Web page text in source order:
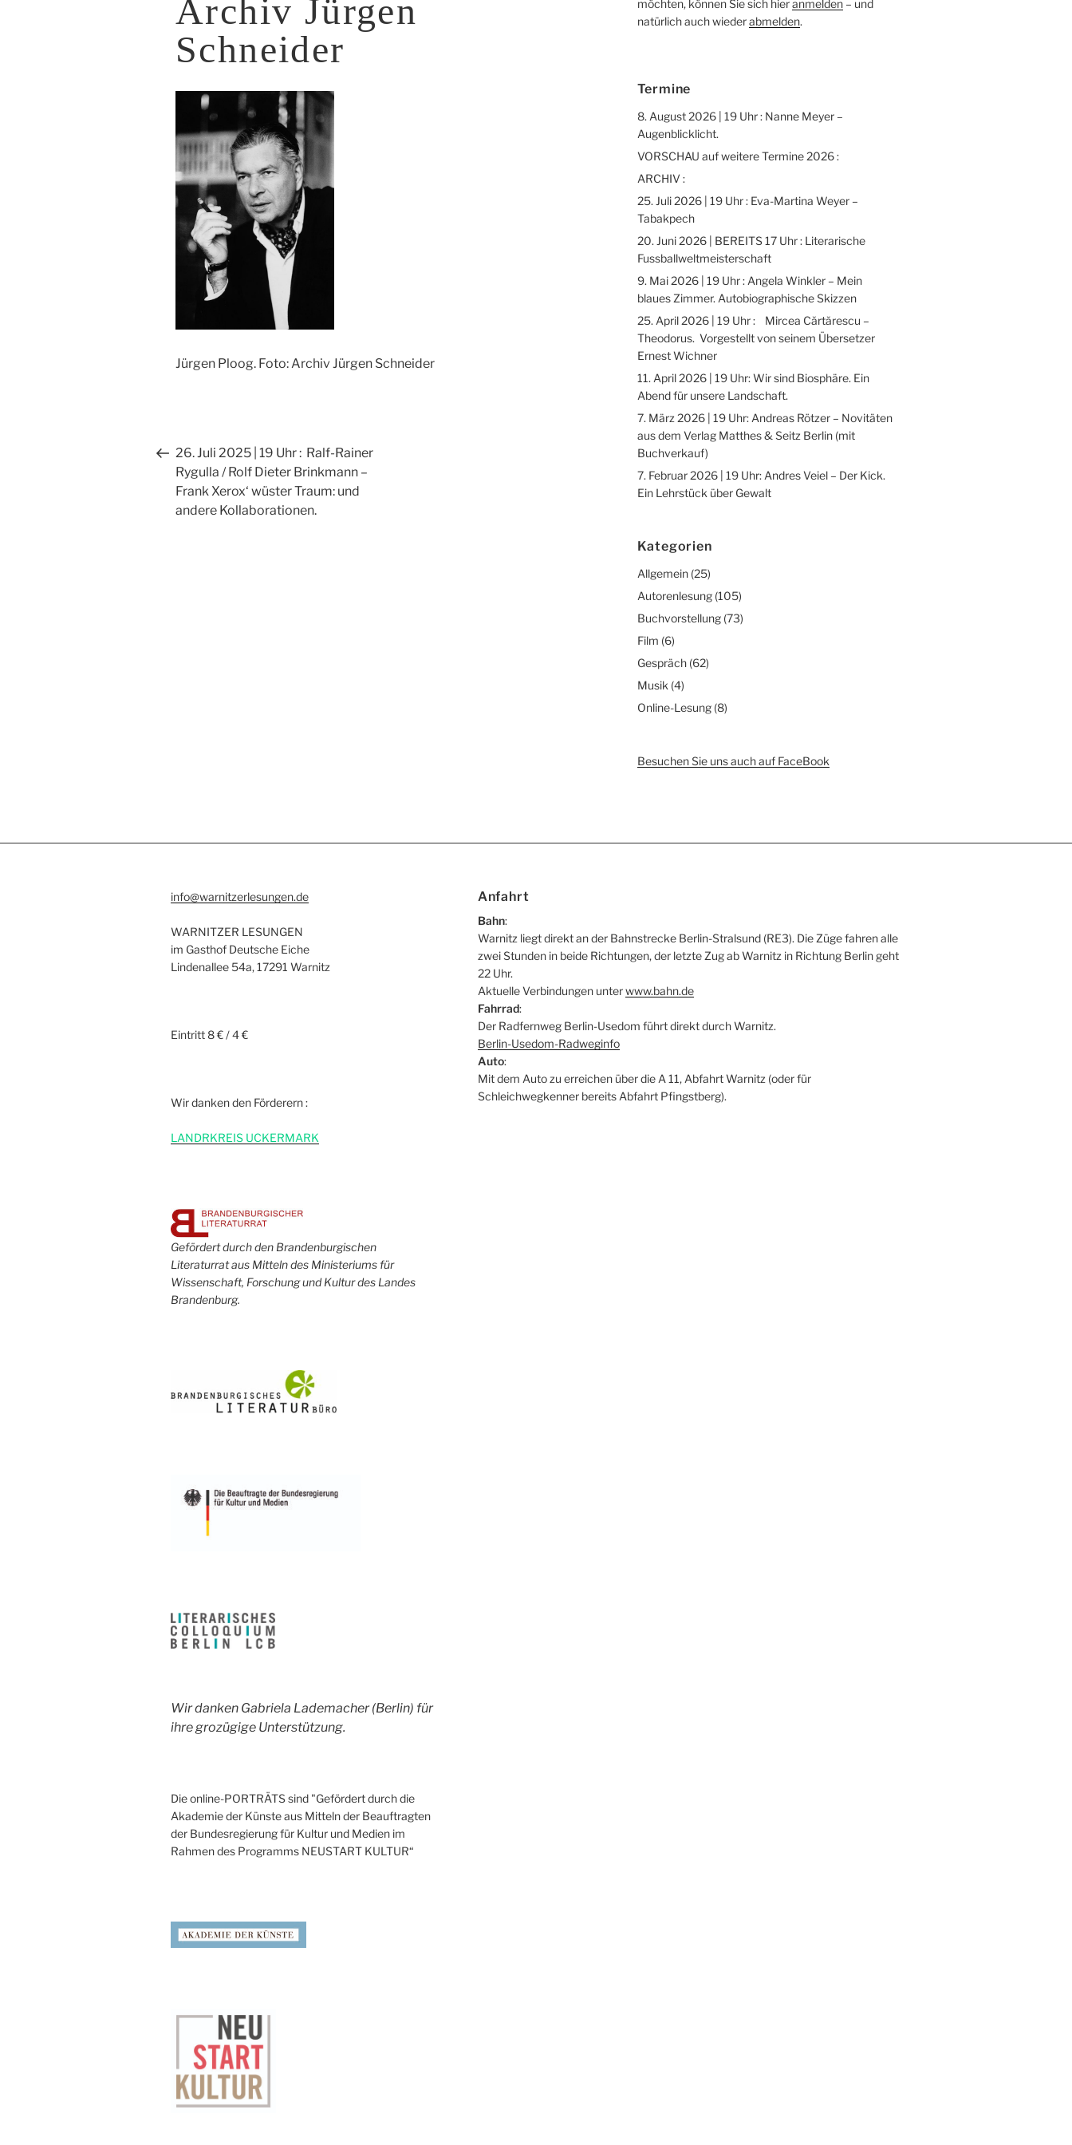
Archiv Jürgen
Schneider
Jürgen Ploog. Foto: Archiv Jürgen Schneider
Beitragsnavigation
Vorheriger
Beitrag
26. Juli 2025 | 19 Uhr : Ralf-Rainer
Rygulla / Rolf Dieter Brinkmann –
Frank Xerox‘ wüster Traum: und
andere Kollaborationen.
möchten, können Sie sich hieranmelden– und
natürlich auch wiederabmelden.
Termine
8. August 2026 | 19 Uhr : Nanne Meyer –
Augenblicklicht.
VORSCHAU auf weitere Termine 2026 :
ARCHIV :
25. Juli 2026 | 19 Uhr : Eva-Martina Weyer –
Tabakpech
20. Juni 2026 | BEREITS 17 Uhr : Literarische
Fussballweltmeisterschaft
9. Mai 2026 | 19 Uhr : Angela Winkler – Mein
blaues Zimmer. Autobiographische Skizzen
25. April 2026 | 19 Uhr : Mircea Cărtărescu –
Theodorus. Vorgestellt von seinem Übersetzer
Ernest Wichner
11. April 2026 | 19 Uhr: Wir sind Biosphäre. Ein
Abend für unsere Landschaft.
7. März 2026 | 19 Uhr: Andreas Rötzer – Novitäten
aus dem Verlag Matthes & Seitz Berlin (mit
Buchverkauf)
7. Februar 2026 | 19 Uhr: Andres Veiel – Der Kick.
Ein Lehrstück über Gewalt
Kategorien
Allgemein(25)
Autorenlesung(105)
Buchvorstellung(73)
Film (6)
Gespräch(62)
Musik (4)
Online-Lesung(8)
Besuchen Sie uns auch auf FaceBook
info@warnitzerlesungen.de
WARNITZER LESUNGEN
im Gasthof Deutsche Eiche
Lindenallee 54a, 17291 Warnitz
Eintritt 8 € / 4 €
Wir danken den Förderern :
L ANDRKREIS UCKERMARK
Gefördert durch den Brandenburgischen
Literaturrat aus Mitteln des Ministeriums für
Wissenschaft, Forschung und Kultur des Landes
Brandenburg.
Wir danken Gabriela Lademacher (Berlin) für
ihre grozügige Unterstützung.
Die online-PORTRÄTS sind "Gefördert durch die
Akademie der Künste aus Mitteln der Beauftragten
der Bundesregierung für Kultur und Medien im
Rahmen des Programms NEUSTART KULTUR“
Anfahrt
Bahn:
Warnitz liegt direkt an der Bahnstrecke Berlin-Stralsund (RE3). Die Züge fahren alle
zwei Stunden in beide Richtungen, der letzte Zug ab Warnitz in Richtung Berlin geht
22 Uhr.
Aktuelle Verbindungen unterwww.bahn.de
Fahrrad:
Der Radfernweg Berlin-Usedom führt direkt durch Warnitz.
Berlin-Usedom-Radweginfo
Auto:
Mit dem Auto zu erreichen über die A 11, Abfahrt Warnitz (oder für
Schleichwegkenner bereits Abfahrt Pfingstberg).